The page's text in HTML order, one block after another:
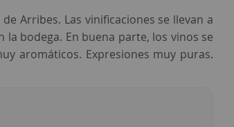
Arribes. Las vinificaciones se llevan a
la bodega. En buena parte, los vinos se
aromáticos. Expresiones muy puras.